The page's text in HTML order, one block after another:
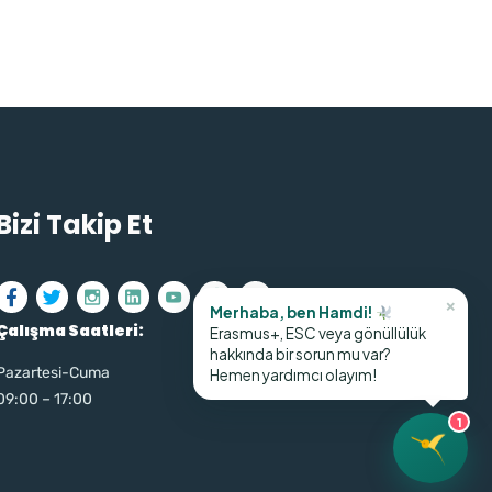
×
Merhaba, ben Hamdi!
Erasmus+, ESC veya gönüllülük
hakkında bir sorun mu var?
Hemen yardımcı olayım!
1
Takip Et
Saatleri:
Cuma
– 17:00